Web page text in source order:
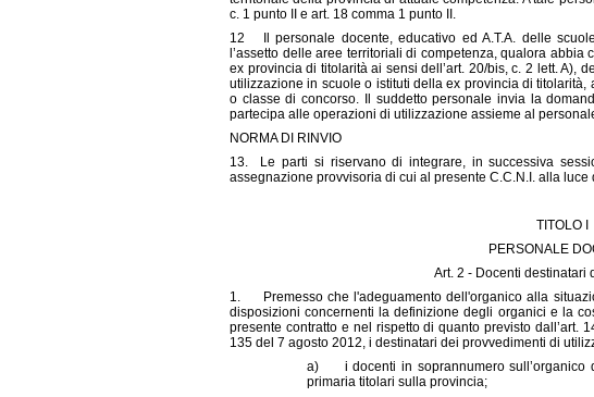
c. 1 punto II e art. 18 comma 1 punto II.
12 Il personale docente, educativo ed A.T.A. delle
l’assetto delle aree territoriali di competenza, qualora
ex provincia di titolarità ai sensi dell’art. 20/bis, c. 2 lett. A),
utilizzazione in scuole o istituti della ex provincia di
o classe di concorso. Il suddetto personale invia la
partecipa alle operazioni di utilizzazione assieme al
NORMA DI RINVIO
13. Le parti si riservano di integrare, in successiva
assegnazione provvisoria di cui al presente C.C.N.I. alla
TITOLO I
PERSONALE
Art. 2 - Docenti destinatari
1. Premesso che l'adeguamento dell'organico alla
disposizioni concernenti la definizione degli organici e la
presente contratto e nel rispetto di quanto previsto dall’art.
135 del 7 agosto 2012, i destinatari dei provvedimenti di
a) i docenti in soprannumero sull’organico
primaria titolari sulla provincia;